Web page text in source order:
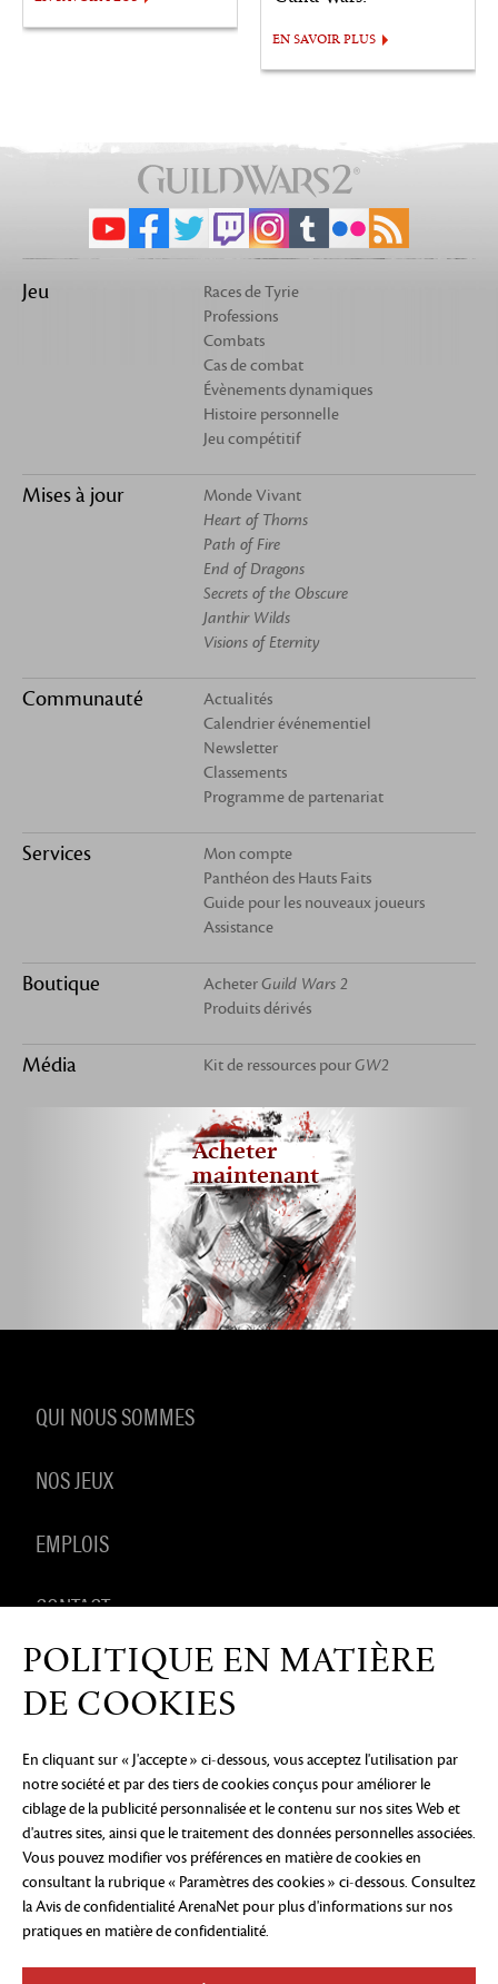
EN SAVOIR PLUS
Jeu
Races de Tyrie
Professions
Combats
Cas de combat
Évènements dynamiques
Histoire personnelle
Jeu compétitif
Mises à jour
Monde Vivant
Heart of Thorns
Path of Fire
End of Dragons
Secrets of the Obscure
Janthir Wilds
Visions of Eternity
Communauté
Actualités
Calendrier événementiel
Newsletter
Classements
Programme de partenariat
Services
Mon compte
Panthéon des Hauts Faits
Guide pour les nouveaux joueurs
Assistance
Boutique AcheterGuild Wars 2
Produits dérivés
Média Kit de ressources pourGW2
Acheter
maintenant
QUI NOUS SOMMES
NOS JEUX
EMPLOIS
CONTACT
PRODUITS DÉRIVÉS
AVIS DE CONFIDENTIALITÉ MENTIONS LÉGALES
PAS VENDRE OU PARTAGER MES INFORMATIONS
PERSONNELLES
PRÉFÉRENCES COOKIE
©2026 ArenaNet, LLC. Tous droits réservés. Toutes
les marques déposées sont la propriété de leurs
propriétaires respectifs.
Language
POLITIQUE EN MATIÈRE
DE COOKIES
En cliquant sur « J'accepte » ci-dessous, vous acceptez l'utilisation par
notre société et par des tiers de cookies conçus pour améliorer le
ciblage de la publicité personnalisée et le contenu sur nos sites Web et
d'autres sites, ainsi que le traitement des données personnelles associées.
Vous pouvez modifier vos préférences en matière de cookies en
consultant la rubrique « Paramètres des cookies » ci-dessous. Consultez
la Avis de confidentialité ArenaNet pour plus d'informations sur nos
pratiques en matière de confidentialité.